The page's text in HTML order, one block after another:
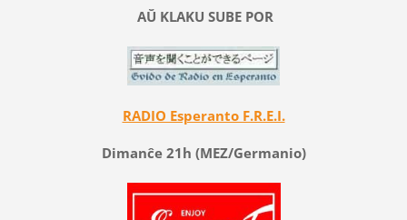
AŬ KLAKU SUBE POR
RADIO Esperanto F.R.E.I.
Dimanĉe 21h (MEZ/Germanio)